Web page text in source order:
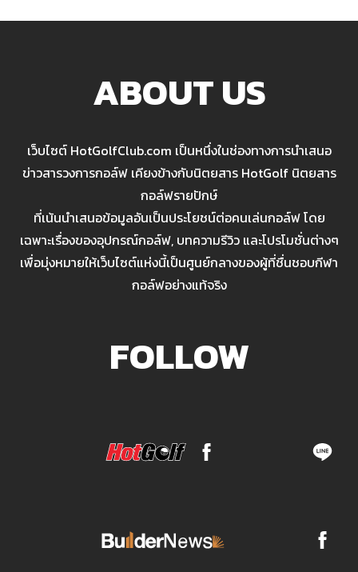
ABOUT US
เว็บไซต์ HotGolfClub.com เป็นหนึ่งในช่องทางการนำเสนอ
ข่าวสารวงการกอล์ฟ เคียงข้างกับนิตยสาร HotGolf นิตยสาร
กอล์ฟรายปักษ์
ที่เน้นนำเสนอข้อมูลอันเป็นประโยชน์ต่อคนเล่นกอล์ฟ โดย
เฉพาะเรื่องของอุปกรณ์กอล์ฟ, บทความรีวิว และโปรโมชั่นต่างๆ
เพื่อมุ่งหมายให้เว็บไซต์แห่งนี้เป็นศูนย์กลางของผู้ที่ชื่นชอบกีฬา
กอล์ฟอย่างแท้จริง
FOLLOW